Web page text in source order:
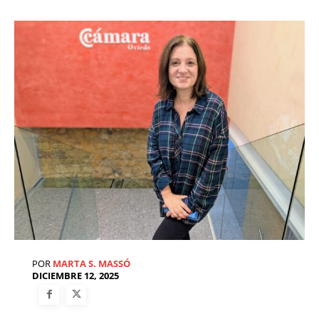
POR MARTA S. MASSÓ
DICIEMBRE 12, 2025